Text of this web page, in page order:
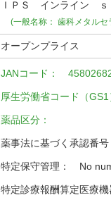
ＩＰＳ インライン
(一般名称： 歯科メタル
オープンプライス
JANコード：
厚生労働省コード（
薬品区分：
薬事法に基づく承認番
特定保守管理： No
特定診療報酬算定医療